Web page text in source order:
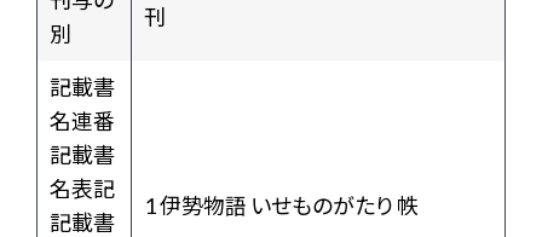
別
刊
記載書
名連番
記載書
名表記
記載書
1 伊㔟物語 いせものがたり 帙